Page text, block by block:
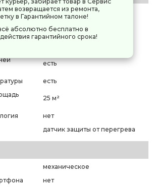
2000 Вт
2 шт
есть
есть
25 м²
нет
датчик защиты от перегрева
механическое
нет
возвращается из ремонта,
в Гарантийном талоне!
абсолютно бесплатно в
гарантийного срока!